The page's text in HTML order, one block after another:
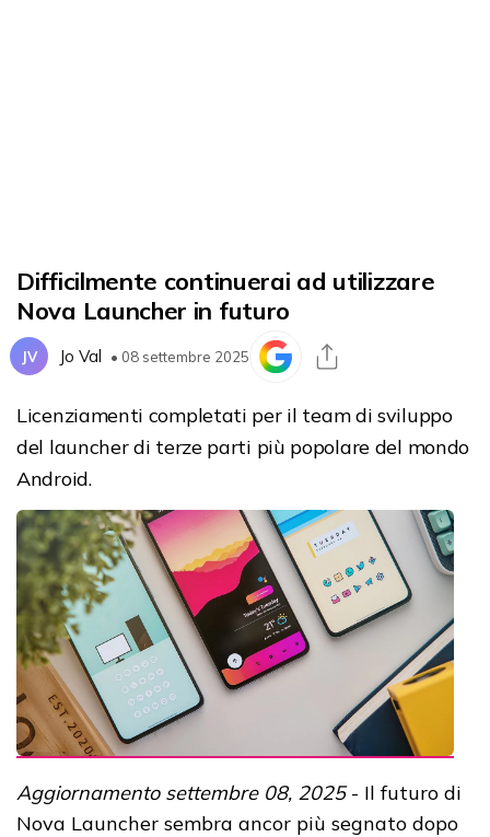
Difficilmente continuerai ad utilizzare
Nova Launcher in futuro
JV Jo Val • 08 settembre 2025
Licenziamenti completati per il team di sviluppo
del launcher di terze parti più popolare del mondo
Android.
Aggiornamento settembre 08, 2025- Il futuro di
Nova Launcher sembra ancor più segnato dopo